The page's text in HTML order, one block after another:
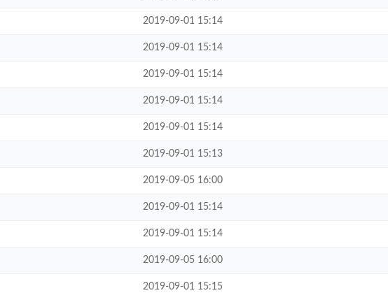
2019-09-01 15:14
2019-09-01 15:14
2019-09-01 15:14
2019-09-01 15:14
2019-09-01 15:14
2019-09-01 15:13
2019-09-05 16:00
2019-09-01 15:14
2019-09-01 15:14
2019-09-05 16:00
2019-09-01 15:15